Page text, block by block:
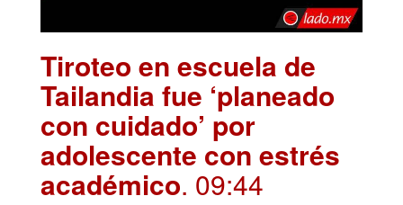
Tiroteo en escuela de
Tailandia fue ‘planeado
con cuidado’ por
adolescente con estrés
académico. 09:44